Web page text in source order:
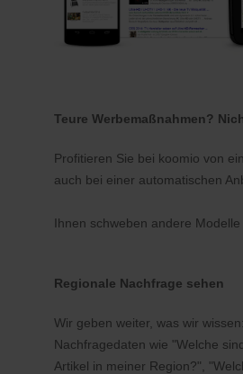
Teure Werbemaßnahmen?
Profitieren Sie bei koomio von
auch bei einer automatischen
Ihnen schweben andere
Regionale Nachfrage sehen
Wir geben weiter, was wir
Nachfragedaten wie "Welche
Artikel in meiner Region?",